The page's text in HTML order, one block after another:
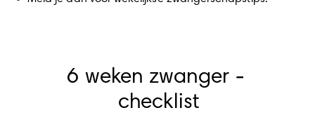
6 weken zwanger -
checklist